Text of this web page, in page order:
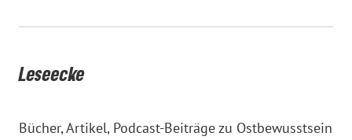
Leseecke
Bücher, Artikel, Podcast-Beiträge zu Ostbewusstsein